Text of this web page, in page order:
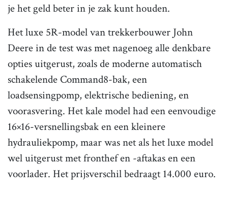
je het geld beter in je zak kunt houden.
Het luxe 5R-model van trekkerbouwer John
Deere in de test was met nagenoeg alle denkbare
opties uitgerust, zoals de moderne automatisch
schakelende Command8-bak, een
loadsensingpomp, elektrische bediening, en
voorasvering. Het kale model had een eenvoudige
16×16-versnellingsbak en een kleinere
hydrauliekpomp, maar was net als het luxe model
wel uitgerust met fronthef en -aftakas en een
voorlader. Het prijsverschil bedraagt 14.000 euro.